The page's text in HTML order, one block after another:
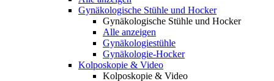
Gynäkologische Stühle und Hocker
Gynäkologische Stühle und Hocker
Alle anzeigen
Gynäkologiestühle
Gynäkologie-Hocker
Kolposkopie & Video
Kolposkopie & Video